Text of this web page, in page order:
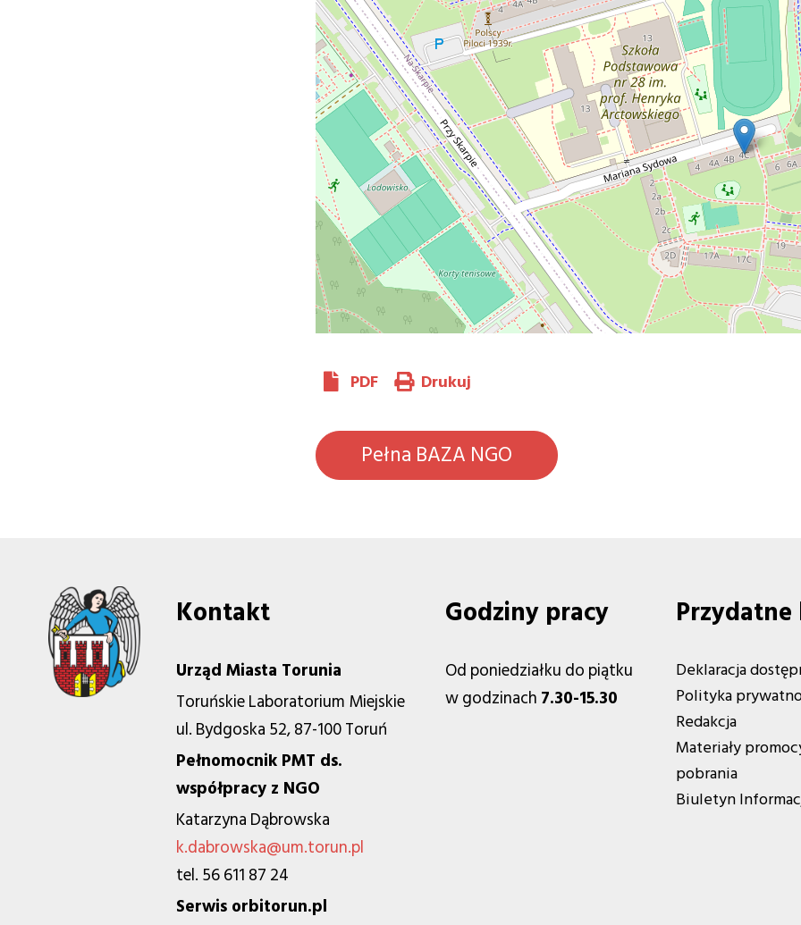
PDF Drukuj
Pełna BAZA NGO
Kontakt
Urząd Miasta Torunia
Toruńskie Laboratorium Miejskie
ul. Bydgoska 52, 87-100 Toruń
Pełnomocnik PMT ds.
współpracy z NGO
Katarzyna Dąbrowska
k.dabrowska@um.torun.pl
tel. 56 611 87 24
Serwis orbitorun.pl
Godziny pracy
Od poniedziałku do piątku
w godzinach7.30-15.30
Deklaracja
Polityka
Redakcja
Materiały
pobrania
Biuletyn